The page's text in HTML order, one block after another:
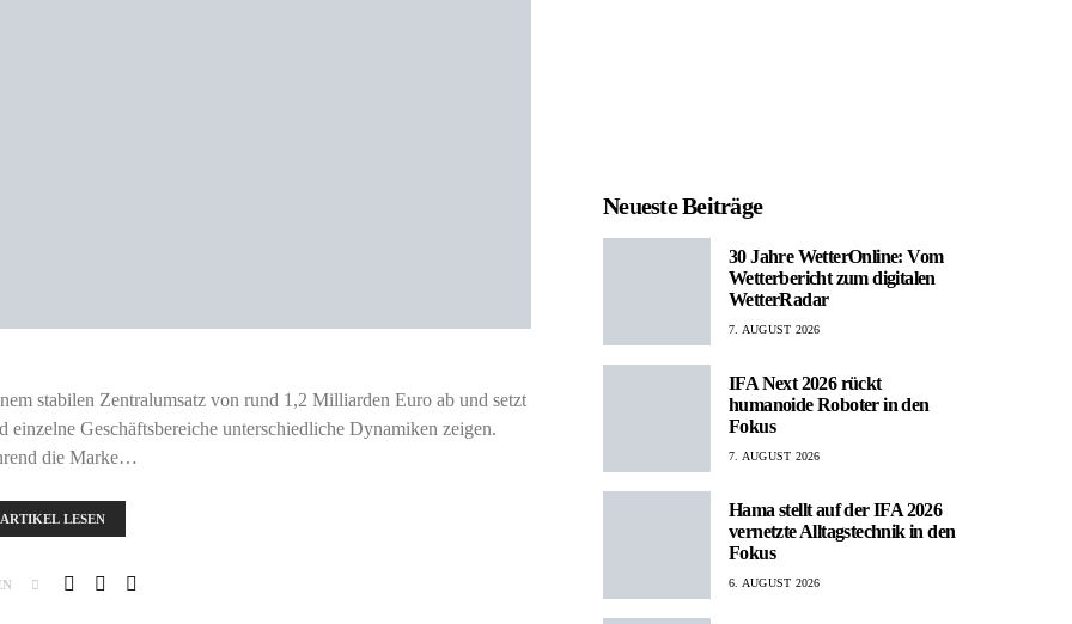
stabilen Zentralumsatz von rund 1,2 Milliarden Euro ab und setzt
Geschäftsbereiche unterschiedliche Dynamiken zeigen.
die Marke…
ARTIKEL LESEN
Neueste Beiträge
30 Jahre WetterOnline: Vom
Wetterbericht zum digitalen
WetterRadar
7. AUGUST 2026
IFA Next 2026 rückt
humanoide Roboter in den
Fokus
7. AUGUST 2026
Hama stellt auf der IFA 2026
vernetzte Alltagstechnik in den
Fokus
6. AUGUST 2026